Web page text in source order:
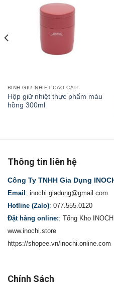
BÌNH GIỮ NHIỆT CAO CẤP
Hộp giữ nhiệt thực phẩm màu
hồng 300ml
Thông tin liên hệ
Công Ty TNHH Gia Dụng
Email: inochi.giadung@gmail.com
Hotline (Zalo): 077.555.0120
Đặt hàng online:: Tổng Kho
www.inochi.store
https://shopee.vn/inochi.online.com
Chính Sách